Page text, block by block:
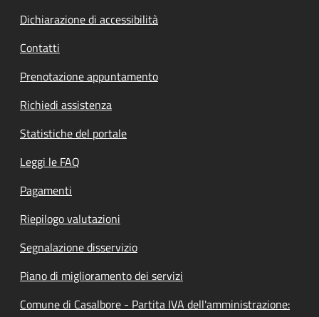
Dichiarazione di accessibilità
Contatti
Prenotazione appuntamento
Richiedi assistenza
Statistiche del portale
Leggi le FAQ
Pagamenti
Riepilogo valutazioni
Segnalazione disservizio
Piano di miglioramento dei servizi
Comune di Casalbore - Partita IVA dell'amministrazione: